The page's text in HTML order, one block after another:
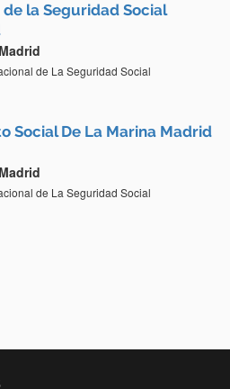
la Seguridad Social
de La Seguridad Social
Social De La Marina Madrid
de La Seguridad Social